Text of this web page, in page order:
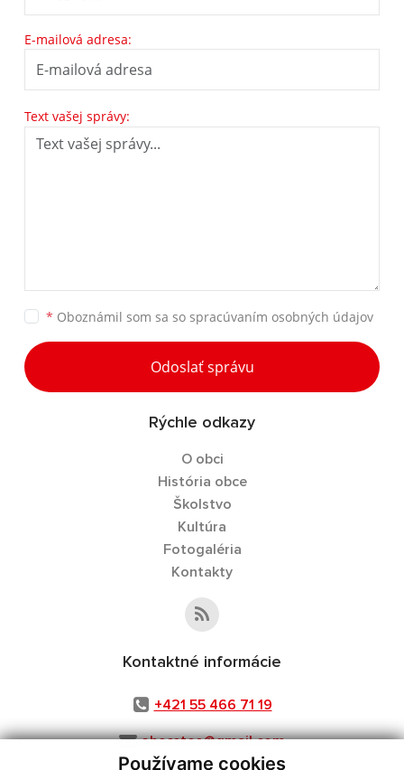
Používame cookies
E-mailová adresa:
Text vašej správy:
* Oboznámil som sa so spracúvaním osobných údajov
Odoslať správu
Rýchle odkazy
O obci
História obce
Školstvo
Kultúra
Fotogaléria
Kontakty
Kontaktné informácie
+421 55 466 71 19
obecstos@gmail.com